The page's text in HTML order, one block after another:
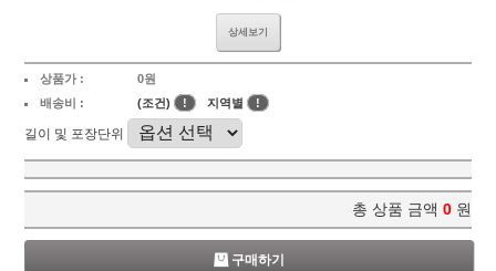
상세보기
상품가 :
0원
배송비 :
(조건) ! 지역별 !
길이 및 포장단위
총 상품 금액 0 원
구매하기